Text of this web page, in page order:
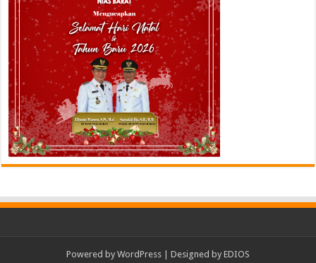
Powered by WordPress | Designed by EDIOS